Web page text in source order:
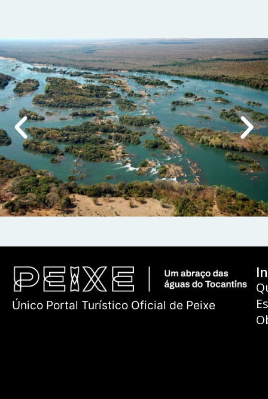
Único Portal Turístico Oficial de Peixe